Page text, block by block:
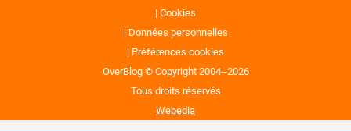
Cookies
Données personnelles
Préférences cookies
OverBlog © Copyright 2004--2026
Tous droits réservés
Webedia